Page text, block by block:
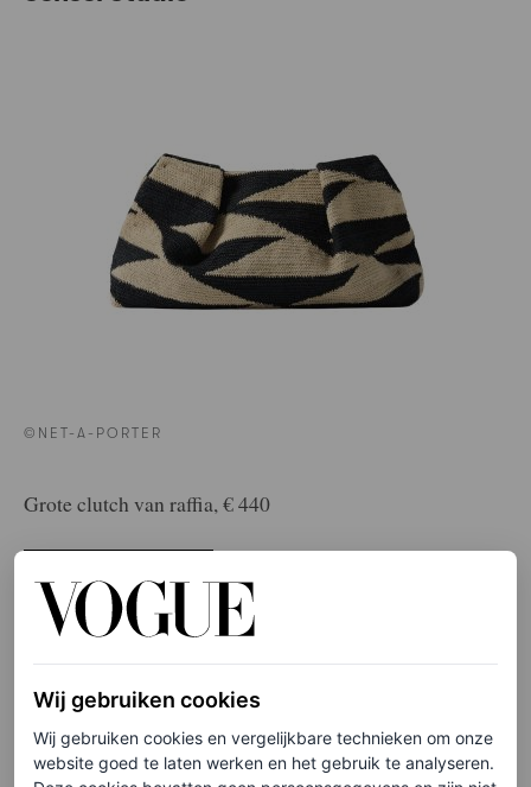
©NET-A-PORTER
Grote clutch van raffia, € 440
HIER TE KOOP
Phase Eight
Wij gebruiken cookies
Wij gebruiken cookies en vergelijkbare technieken om onze
website goed te laten werken en het gebruik te analyseren.